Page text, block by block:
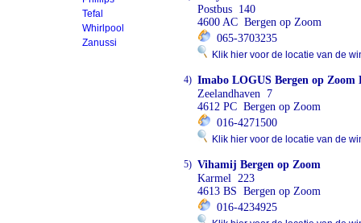
Tefal
Whirlpool
Zanussi
Postbus 140
4600 AC Bergen op Zoom
065-3703235
Klik hier voor de locatie van de
4) Imabo LOGUS Bergen op Zoom
Zeelandhaven 7
4612 PC Bergen op Zoom
016-4271500
Klik hier voor de locatie van de
5) Vihamij Bergen op Zoom
Karmel 223
4613 BS Bergen op Zoom
016-4234925